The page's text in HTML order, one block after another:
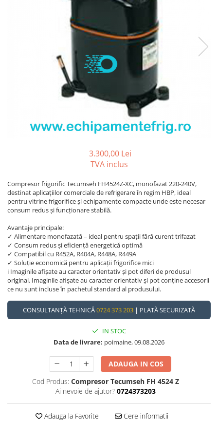
REZISTENTE DIGIVRARE
REZISTENTE SILICONICE
Ventilatoare EbmPapst
Ventilatoare WEIGUANG
Ventilatoare turbina
VENTILATOARE AXIALE
Compresoare Cubigel R404a
Compresoare Jiaxipera
3.300,00 Lei
TVA inclus
Compresor frigorific Tecumseh FH4524Z-XC, monofazat 220-240V,
destinat aplicațiilor comerciale de refrigerare în regim HBP, ideal
pentru vitrine frigorifice și echipamente compacte unde este necesar
consum redus și funcționare stabilă.
Avantaje principale:
✓ Alimentare monofazată – ideal pentru spații fără curent trifazat
✓ Consum redus și eficiență energetică optimă
✓ Compatibil cu R452A, R404A, R448A, R449A
✓ Soluție economică pentru aplicații frigorifice mici
ℹ️ Imaginile afișate au caracter orientativ și pot diferi de produsul
original. Imaginile afișate au caracter orientativ și pot conține accesorii
ce nu sunt incluse în pachetul standard al produsului.
CONSULTANȚĂ TEHNICĂ0724 373 203 | PLATĂ SECURIZATĂ
IN STOC
Data de livrare: poimaine, 09.08.2026
ADAUGA IN COS
Cod Produs: Compresor Tecumseh FH 4524 Z
Ai nevoie de ajutor? 0724373203
Adauga la Favorite Cere informatii